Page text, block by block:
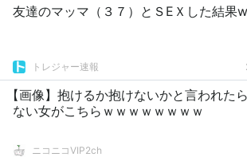
友達のマッマ（３７）とＳEＸした結果
トレジャー速報
【画像】抱けるか抱けないかと言われた
ない女がこちらｗｗｗｗｗｗｗｗ
ニコニコVIP2ch